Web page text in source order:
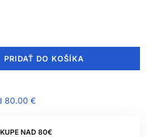
NAD 80€
PRIDAŤ DO KOŠÍKA
80.00 €